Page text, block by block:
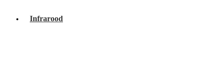
Infrarood